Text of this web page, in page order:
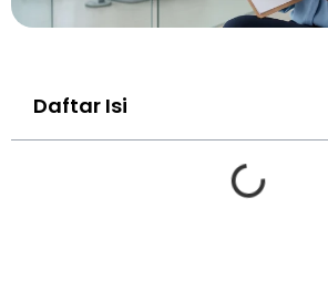
Daftar Isi